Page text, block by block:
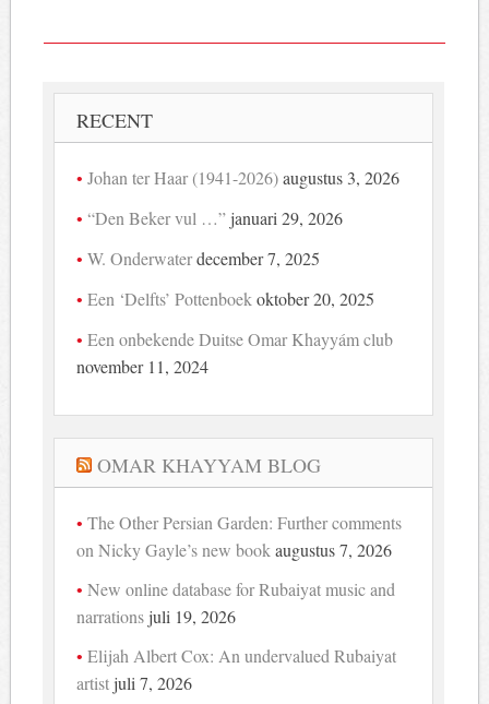
RECENT
Johan ter Haar (1941-2026) augustus 3, 2026
“Den Beker vul …” januari 29, 2026
W. Onderwaterdecember 7, 2025
Een ‘Delfts’ Pottenboek oktober 20, 2025
Een onbekende Duitse Omar Khayyám club
november 11, 2024
OMAR KHAYYAM BLOG
The Other Persian Garden: Further comments
on Nicky Gayle’s new book augustus 7, 2026
New online database for Rubaiyat music and
narrations juli 19, 2026
Elijah Albert Cox: An undervalued Rubaiyat
artist juli 7, 2026